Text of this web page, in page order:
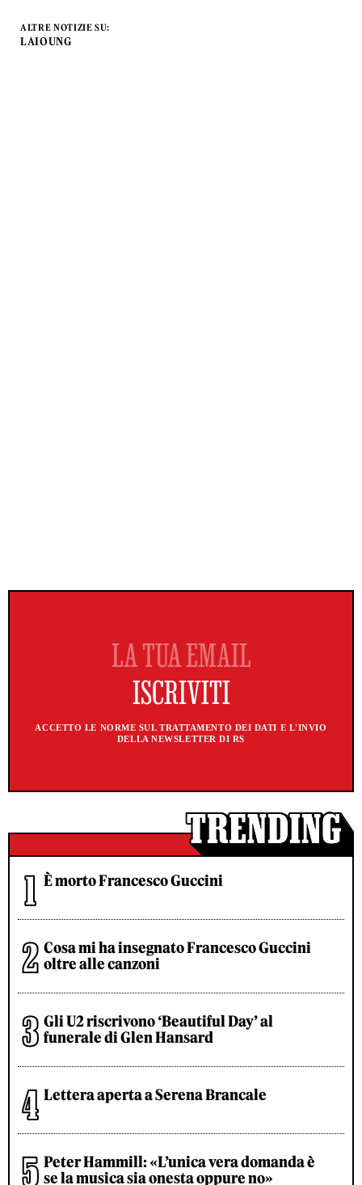
ALTRE NOTIZIE SU:
LAIOUNG
ACCETTO LE NORME SUL TRATTAMENTO DEI DATI E L'INVIO
DELLA NEWSLETTER DI RS
È morto Francesco Guccini
Cosa mi ha insegnato Francesco Guccini
oltre alle canzoni
Gli U2 riscrivono ‘Beautiful Day’ al
funerale di Glen Hansard
Lettera aperta a Serena Brancale
Peter Hammill: «L’unica vera domanda è
se la musica sia onesta oppure no»